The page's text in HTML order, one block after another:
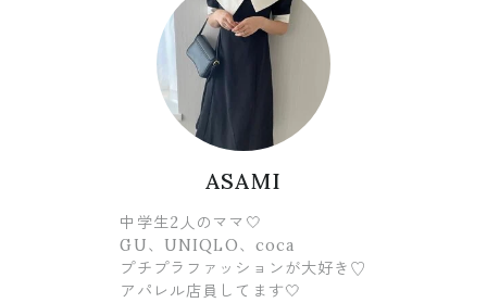
ASAMI
中学生2人のママ🤍
GU、UNIQLO、coca
プチプラファッションが大好き♡
アパレル店員してます🤍